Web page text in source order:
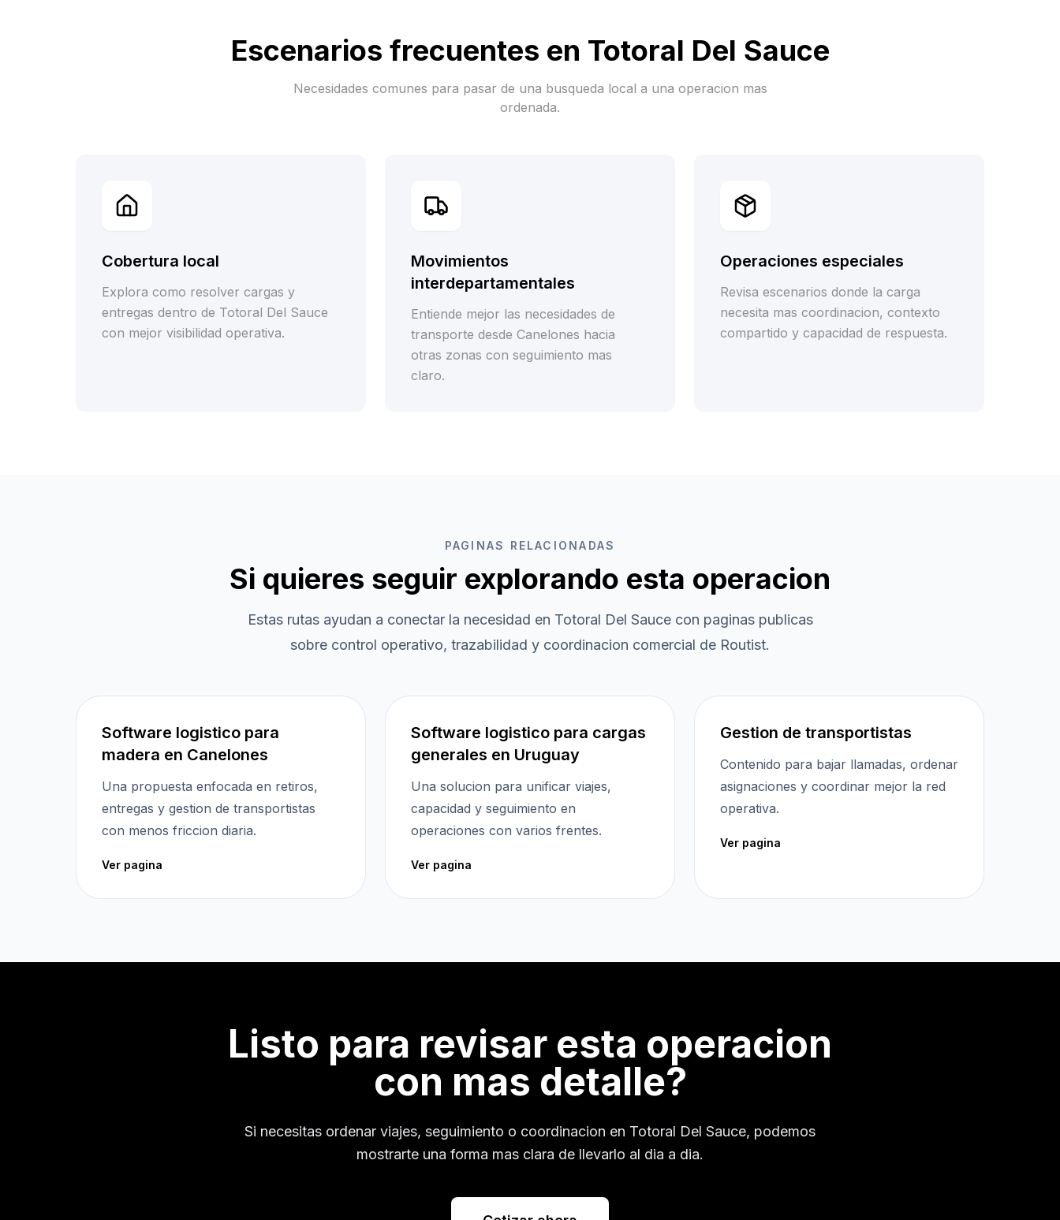
Escenarios frecuentes en Totoral Del Sauce
Necesidades comunes para pasar de una busqueda local a una operacion mas
ordenada.
Cobertura local
Explora como resolver cargas y
entregas dentro de Totoral Del Sauce
con mejor visibilidad operativa.
Movimientos
interdepartamentales
Entiende mejor las necesidades de
transporte desde Canelones hacia
otras zonas con seguimiento mas
claro.
Operaciones especiales
Revisa escenarios donde la carga
necesita mas coordinacion, contexto
compartido y capacidad de respuesta.
PAGINAS RELACIONADAS
Si quieres seguir explorando esta operacion
Estas rutas ayudan a conectar la necesidad en Totoral Del Saucecon paginas publicas
sobre control operativo, trazabilidad y coordinacion comercial de Routist.
Software logistico para
madera en Canelones
Una propuesta enfocada en retiros,
entregas y gestion de transportistas
con menos friccion diaria.
Ver pagina
Software logistico para cargas
generales en Uruguay
Una solucion para unificar viajes,
capacidad y seguimiento en
operaciones con varios frentes.
Ver pagina
Gestion de transportistas
Contenido para bajar llamadas, ordenar
asignaciones y coordinar mejor la red
operativa.
Ver pagina
Listo para revisar esta operacion
con mas detalle?
Si necesitas ordenar viajes, seguimiento o coordinacion en Totoral Del Sauce, podemos
mostrarte una forma mas clara de llevarlo al dia a dia.